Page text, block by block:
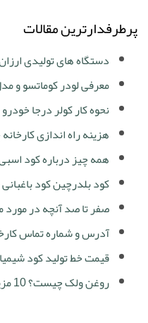
پرطرفدارترین مقالات
دستگاه های تولیدی
معرفی لودر کوماتسو و
نحوه کار کولر درجا
هزینه راه اندازی
همه چیز درباره کود
کود بلدرچین کود
صفر تا صد آنچه در مورد
آدرس و شماره تماس
قیمت خط تولید کود
روغن ولک چیست؟ 10 مزیت و کاربرد روغن ولک در کشاورزی